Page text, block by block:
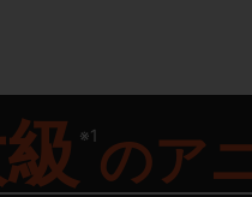
※1 のア